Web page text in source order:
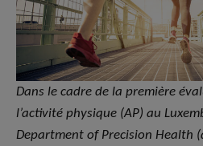
Dans le cadre de la première
l’activité physique (AP) au
Department of Precision Health